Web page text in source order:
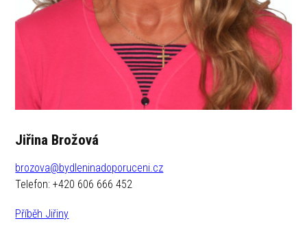
Jiřina Brožová
brozova@bydleninadoporuceni.cz
Telefon: +420 606 666 452
Příběh Jiřiny